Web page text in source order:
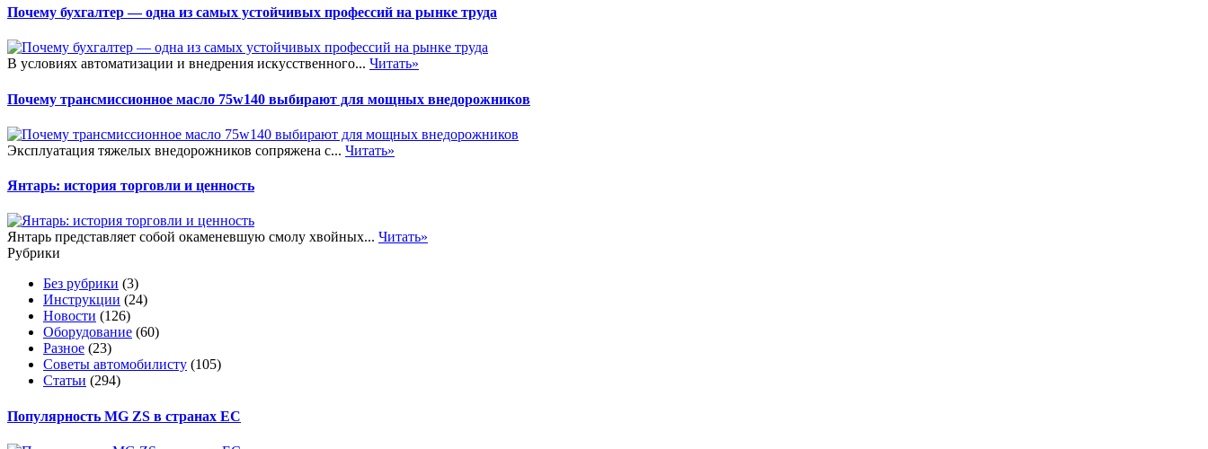
Почему бухгалтер — одна из самых устойчивых профессий на рынке труда
В условиях автоматизации и внедрения искусственного... Читать»
Почему трансмиссионное масло 75w140 выбирают для мощных внедорожников
Эксплуатация тяжелых внедорожников сопряжена с... Читать»
Янтарь: история торговли и ценность
Янтарь представляет собой окаменевшую смолу хвойных... Читать»
Рубрики
Без рубрики (3)
Инструкции (24)
Новости (126)
Оборудование (60)
Разное (23)
Советы автомобилисту (105)
Статьи (294)
Популярность MG ZS в странах ЕС